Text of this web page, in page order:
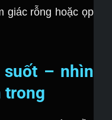
giác rỗng hoặc ọp
suốt – nhìn
trong